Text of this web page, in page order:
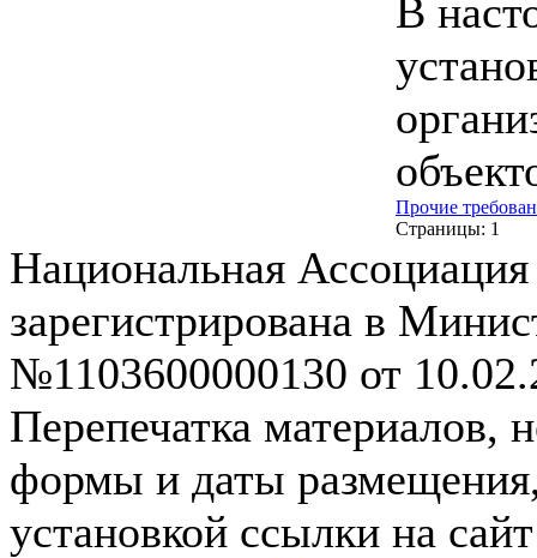
В
Прочие
Страницы: 1
Национальная
зарегистрирована в
№1103600000130 от
Перепечатка материалов,
формы и даты
установкой ссылки на